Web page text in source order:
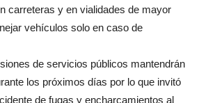
carreteras y en vialidades de mayor
vehículos solo en caso de
de servicios públicos mantendrán
los próximos días por lo que invitó
de fugas y encharcamientos al